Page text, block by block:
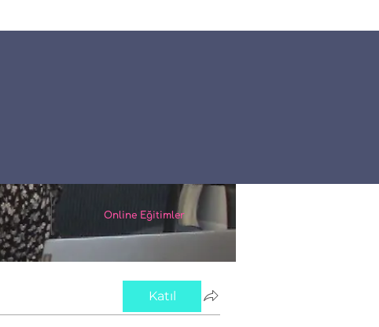
Katıl
Online Eğitimler